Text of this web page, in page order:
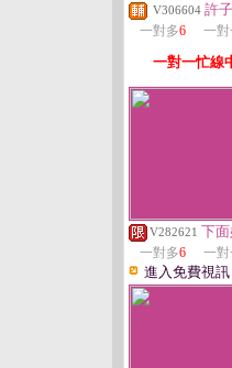
V306604 許
一對多6 一對
一對一忙線
V282621 下
一對多6 一對
進入免費視訊